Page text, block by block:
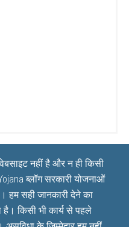
नहीं है और न ही किसी
ब्लॉग सरकारी योजनाओं
हम सही जानकारी देने का
किसी भी कार्य से पहले